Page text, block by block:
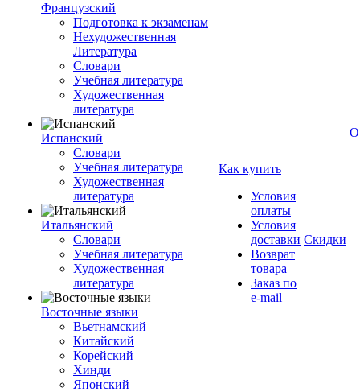
Французский
Подготовка к экзаменам
Нехудожественная
Литература
Словари
Учебная литература
Художественная
литература
Испанский
Словари
Учебная литература
Художественная
литература
Итальянский
Словари
Учебная литература
Художественная
литература
Восточные языки
Вьетнамский
Китайский
Корейский
Хинди
Японский
Как купить
Условия
оплаты
Условия
доставки
Возврат
товара
Заказ по
e-mail
Скидки
О